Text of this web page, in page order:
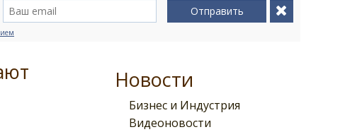
Отправить
Новости
Бизнес и Индустрия
Видеоновости